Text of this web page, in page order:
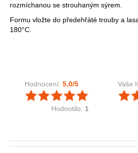
rozmíchanou se strouhaným sýrem.
Formu vložte do předehřáté trouby a
180°C.
Hodnocení: 5,0/5
Hodnotilo: 1
Vaše